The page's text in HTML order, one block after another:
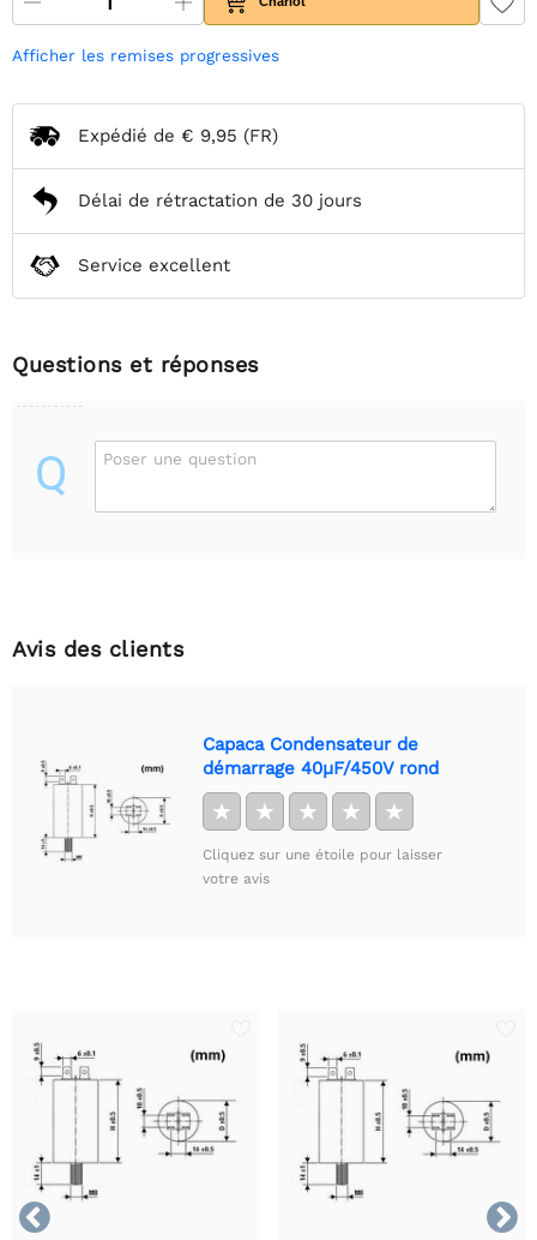
Afficher les remises progressives
Expédié de € 9,95 (FR)
Délai de rétractation de 30 jours
Service excellent
Questions et réponses
Q Poser une question
Avis des clients
Capaca Condensateur de
démarrage 40µF/450V rond
★ ★ ★ ★ ★
Cliquez sur une étoile pour laisser
votre avis

